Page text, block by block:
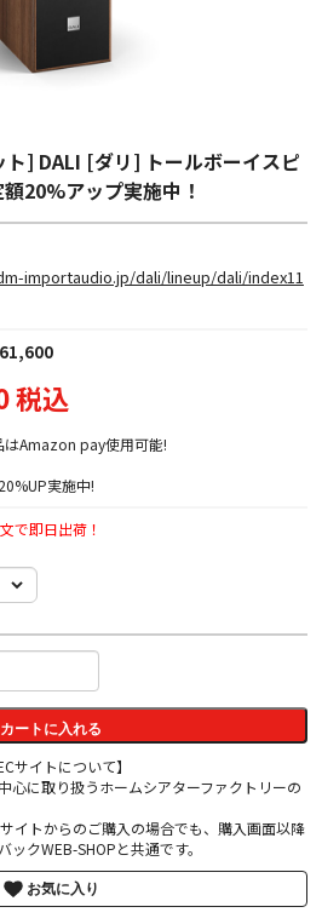
ト] DALI [ダリ] トールボーイスピ
20%アップ実施中！
importaudio.jp/dali/lineup/dali/index11
税込
Amazon pay使用可能!
実施中!
で即日出荷！
カートに入れる
サイトについて】
心に取り扱うホームシアターファクトリーの
イトからのご購入の場合でも、購入画面以降
クWEB-SHOPと共通です。
お気に入り